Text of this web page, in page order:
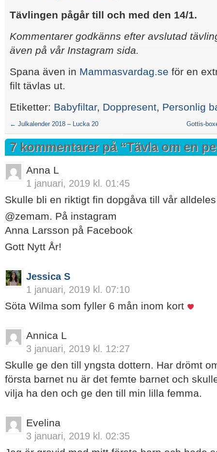
Tävlingen pågår till och med den 14/1.
Kommentarer godkänns efter avslutad
även på vår Instagram sida.
Spana även in Mammasvardag.se för en
filt tävlas ut.
Etiketter: Babyfiltar, Doppresent, Personlig
← Julkalender 2018 – Lucka 20 Gottis-
7 kommentarer på “Tävla om en
Anna L
1 januari, 2019 kl. 01:45
Skulle bli en riktigt fin dopgåva till vår
@zemam. På instagram
Anna Larsson på Facebook
Gott Nytt År!
Jessica S
1 januari, 2019 kl. 07:10
Söta Wilma som fyller 6 mån inom kort
Annica L
3 januari, 2019 kl. 12:27
Skulle ge den till yngsta dottern. Har drömt
första barnet nu är det femte barnet och
vilja ha den och ge den till min lilla femma.
Evelina
3 januari, 2019 kl. 02:35